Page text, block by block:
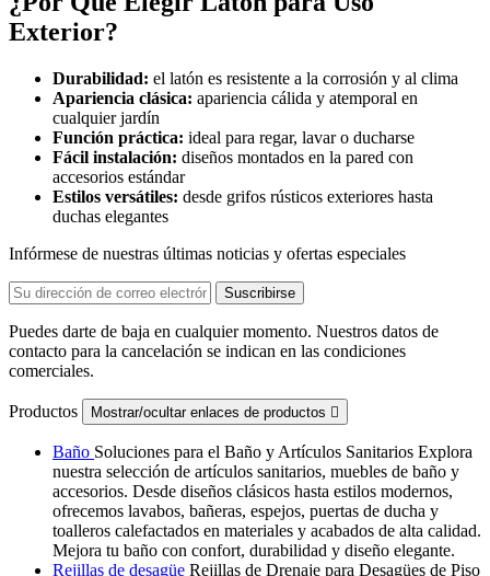
Exterior?
Durabilidad: el latón es resistente a la corrosión y al clima
Apariencia clásica: apariencia cálida y atemporal en
cualquier jardín
Función práctica: ideal para regar, lavar o ducharse
Fácil instalación: diseños montados en la pared con
accesorios estándar
Estilos versátiles: desde grifos rústicos exteriores hasta
duchas elegantes
Infórmese de nuestras últimas noticias y ofertas especiales
Puedes darte de baja en cualquier momento. Nuestros datos de
contacto para la cancelación se indican en las condiciones
comerciales.
Productos Mostrar/ocultar enlaces de productos 
Baño Soluciones para el Baño y Artículos Sanitarios Explora
nuestra selección de artículos sanitarios, muebles de baño y
accesorios. Desde diseños clásicos hasta estilos modernos,
ofrecemos lavabos, bañeras, espejos, puertas de ducha y
toalleros calefactados en materiales y acabados de alta calidad.
Mejora tu baño con confort, durabilidad y diseño elegante.
Rejillas de desagüe Rejillas de Drenaje para Desagües de Piso